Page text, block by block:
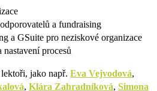
a fundraising
a GSuite pro neziskové organizace
nastavení procesů
jako např. Eva Vejvodová,
, Klára Zahradníková, Simona